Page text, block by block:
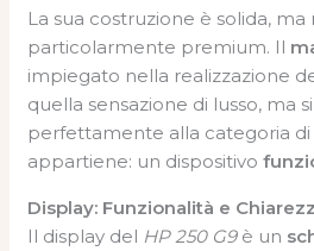
La sua costruzione è solida,
particolarmente premium. Il
impiegato nella realizzazione
quella sensazione di lusso, ma
perfettamente alla categoria
appartiene: un dispositivo
Display: Funzionalità e
Il display del HP 250 G9è un